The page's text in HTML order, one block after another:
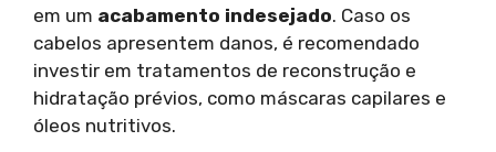
em um acabamento indesejado. Caso os
cabelos apresentem danos, é recomendado
investir em tratamentos de reconstrução e
hidratação prévios, como máscaras capilares e
óleos nutritivos.